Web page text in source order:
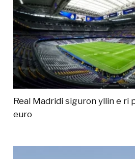
Real Madridi siguron yllin e ri
euro